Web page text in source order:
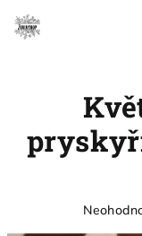
obsah
Průměrné